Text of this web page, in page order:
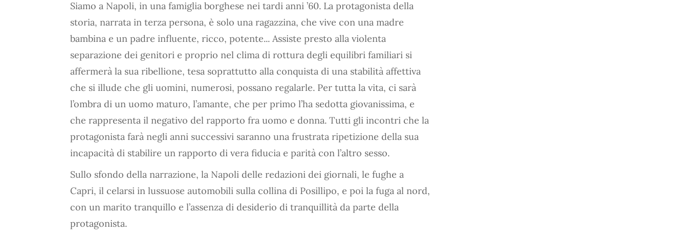
Siamo a Napoli, in una famiglia borghese nei tardi anni ’60. La protagonista della
storia, narrata in terza persona, è solo una ragazzina, che vive con una madre
bambina e un padre influente, ricco, potente... Assiste presto alla violenta
separazione dei genitori e proprio nel clima di rottura degli equilibri familiari si
affermerà la sua ribellione, tesa soprattutto alla conquista di una stabilità affettiva
che si illude che gli uomini, numerosi, possano regalarle. Per tutta la vita, ci sarà
l’ombra di un uomo maturo, l’amante, che per primo l’ha sedotta giovanissima, e
che rappresenta il negativo del rapporto fra uomo e donna. Tutti gli incontri che la
protagonista farà negli anni successivi saranno una frustrata ripetizione della sua
incapacità di stabilire un rapporto di vera fiducia e parità con l’altro sesso.
Sullo sfondo della narrazione, la Napoli delle redazioni dei giornali, le fughe a
Capri, il celarsi in lussuose automobili sulla collina di Posillipo, e poi la fuga al nord,
con un marito tranquillo e l’assenza di desiderio di tranquillità da parte della
protagonista.